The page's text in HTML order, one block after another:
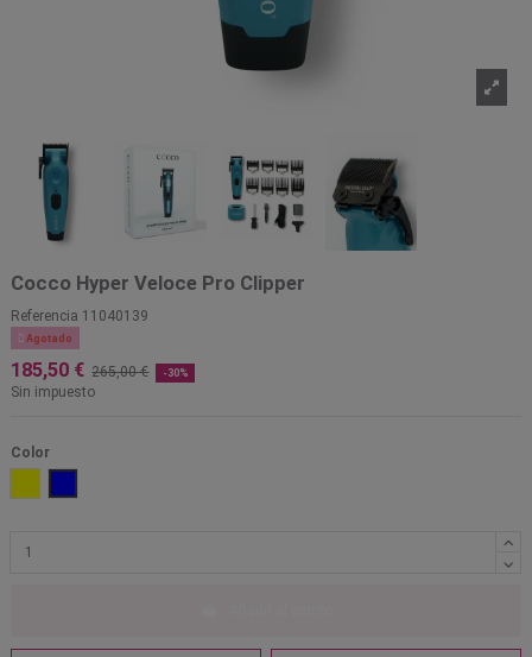
Cocco Hyper Veloce Pro Clipper
Referencia 11040139
 Agotado
185,50 € 265,00 € -30%
Sin impuesto
Color